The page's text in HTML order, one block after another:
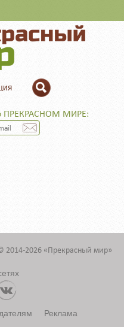
ПРЕКРАСНОМ МИРЕ:
2014-2026 «Прекрасный мир»
Реклама